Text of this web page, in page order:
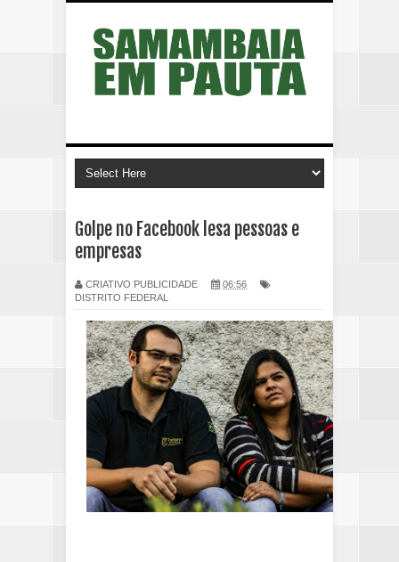
Golpe no Facebook lesa pessoas e
empresas
CRIATIVO PUBLICIDADE
06:56
DISTRITO FEDERAL